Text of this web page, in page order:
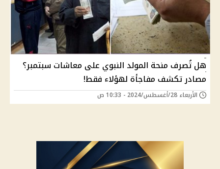
هل تُصرف منحة المولد النبوي على معاشات سبتمبر؟
مصادر تكشف مفاجأة لهؤلاء فقط!
الأربعاء 28/أغسطس/2024 - 10:33 ص